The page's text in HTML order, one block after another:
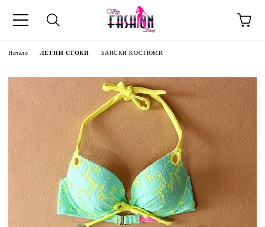
Начало ЛЕТНИ СТОКИ БАНСКИ КОСТЮМИ